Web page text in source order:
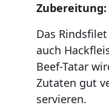
Zubereitung:
Das
auch
Beef-Tatar
Zutaten gut
servieren.